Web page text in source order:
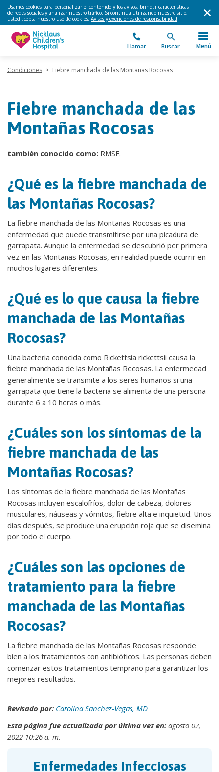
Usamos cookies para personalizar el contenido y los avisos, brindar características
de redes sociales y analizar nuestro tráfico. Si continúa utilizando nuestro sitio,
usted acepta nuestro uso de cookies. Avisos y exenciones de responsabilidad.
Llamar Buscar Menú
Condiciones > Fiebre manchada de las Montañas Rocosas
Fiebre manchada de las
Montañas Rocosas
también conocido como: RMSF.
¿Qué es la fiebre manchada de
las Montañas Rocosas?
La fiebre manchada de las Montañas Rocosas es una
enfermedad que puede transmitirse por una picadura de
garrapata. Aunque la enfermedad se descubrió por primera
vez en las Montañas Rocosas, en realidad puede ocurrir en
muchos lugares diferentes.
¿Qué es lo que causa la fiebre
manchada de las Montañas
Rocosas?
Una bacteria conocida como Rickettsia rickettsii causa la
fiebre manchada de las Montañas Rocosas. La enfermedad
generalmente se transmite a los seres humanos si una
garrapata que tiene la bacteria se alimenta de una persona
durante 6 a 10 horas o más.
¿Cuáles son los síntomas de la
fiebre manchada de las
Montañas Rocosas?
Los síntomas de la fiebre manchada de las Montañas
Rocosas incluyen escalofríos, dolor de cabeza, dolores
musculares, náuseas y vómitos, fiebre alta e inquietud. Unos
días después, se produce una erupción roja que se disemina
por todo el cuerpo.
¿Cuáles son las opciones de
tratamiento para la fiebre
manchada de las Montañas
Rocosas?
La fiebre manchada de las Montañas Rocosas responde
bien a los tratamientos con antibióticos. Las personas deben
comenzar estos tratamientos temprano para garantizar los
mejores resultados.
Revisado por: Carolina Sanchez-Vegas, MD
Esta página fue actualizada por última vez en: agosto 02,
2022 10:26 a. m.
Enfermedades Infecciosas